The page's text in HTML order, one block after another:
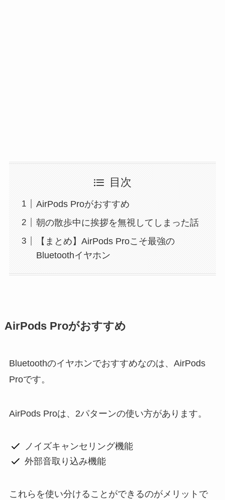
目次
AirPods Proがおすすめ
朝の散歩中に挨拶を無視してしまった話
【まとめ】AirPods Proこそ最強の
Bluetoothイヤホン
AirPods Proがおすすめ
Bluetoothのイヤホンでおすすめなのは、AirPods
Proです。
AirPods Proは、2パターンの使い方があります。
ノイズキャンセリング機能
外部音取り込み機能
これらを使い分けることができるのがメリットで